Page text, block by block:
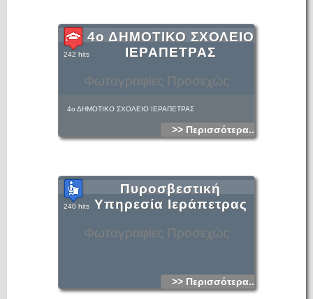
Φωτογραφίες Προσεχώς
4ο ΔΗΜΟΤΙΚΟ ΣΧΟΛΕΙΟ
ΙΕΡΑΠΕΤΡΑΣ
242 hits
4ο ΔΗΜΟΤΙΚΟ ΣΧΟΛΕΙΟ ΙΕΡΑΠΕΤΡΑΣ
>> Περισσότερα...
Φωτογραφίες Προσεχώς
Πυροσβεστική
Υπηρεσία Ιεράπετρας
240 hits
>> Περισσότερα...